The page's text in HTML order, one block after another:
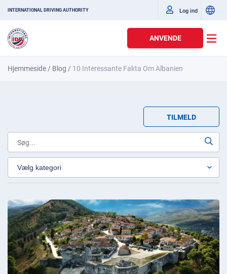
INTERNATIONAL DRIVING AUTHORITY Log ind
ANVENDE
Hjemmeside / Blog / 10 Interessante Fakta Om Albanien
TILMELD